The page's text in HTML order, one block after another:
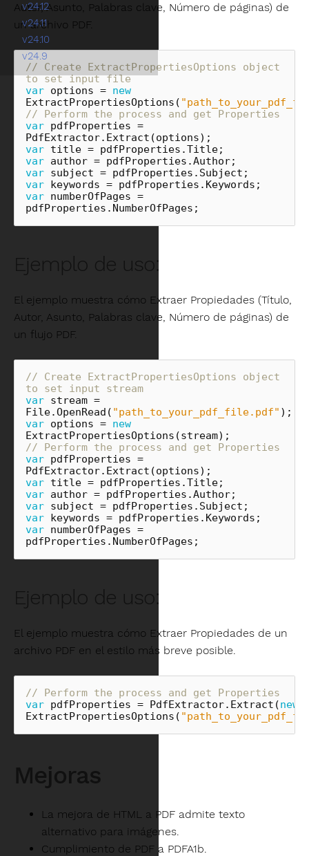
Autor, Asunto, Palabras clave, Número de páginas) de
un archivo PDF.
// Create ExtractPropertiesOptions object
to set input file
var options = new
ExtractPropertiesOptions (
// Perform the process and get Properties
var pdfProperties =
PdfExtractor. Extract (options);
var title = pdfProperties .Title;
var author = pdfProperties .Author;
var subject = pdfProperties . Subject ;
var keywords = pdfProperties . Keywords ;
var numberOfPages =
pdfProperties . NumberOfPages ;
Ejemplo de uso:
El ejemplo muestra cómo Extraer Propiedades (Título,
Autor, Asunto, Palabras clave, Número de páginas) de
un flujo PDF.
// Create ExtractPropertiesOptions object
to set input stream
var stream =
File.OpenRead ( "path_to_your_pdf_file.pdf" );
var options = new
ExtractPropertiesOptions (stream);
// Perform the process and get Properties
var pdfProperties =
PdfExtractor. Extract (options);
var title = pdfProperties .Title;
var author = pdfProperties .Author;
var subject = pdfProperties . Subject ;
var keywords = pdfProperties . Keywords ;
var numberOfPages =
pdfProperties . NumberOfPages ;
Ejemplo de uso:
El ejemplo muestra cómo Extraer Propiedades de un
archivo PDF en el estilo más breve posible.
// Perform the process and get Properties
var pdfProperties = PdfExtractor. Extract (new
ExtractPropertiesOptions (
Mejoras
La mejora de HTML a PDF admite texto
alternativo para imágenes.
Cumplimiento de PDF a PDFA1b.
v24.12
v24.11
v24.10
v24.9